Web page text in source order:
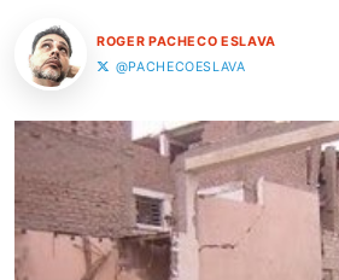
ROGER PACHECO ESLAVA
@PACHECOESLAVA